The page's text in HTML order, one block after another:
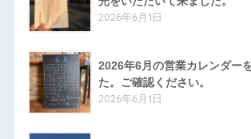
2026年6月1日
2026年6月の営業カレンダー
た。ご確認ください。
2026年6月1日